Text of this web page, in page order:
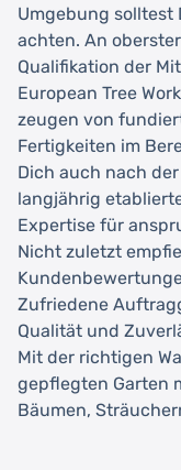
Umgebung solltest
achten. An
Qualifikation der
European Tree
zeugen von
Fertigkeiten im
Dich auch nach
langjährig
Expertise für
Nicht zuletzt
Zufriedene
Qualität und
Mit der richtigen
gepflegten Garten
Bäumen,